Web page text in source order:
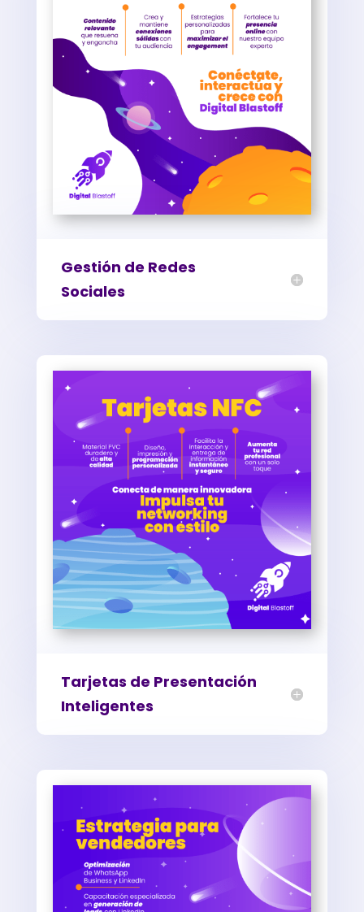
Gestión de Redes
Sociales
Tarjetas de Presentación
Inteligentes